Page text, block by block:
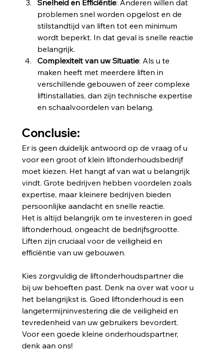
Snelheid en Efficiëntie: Anderen willen dat
problemen snel worden opgelost en de
stilstandtijd van liften tot een minimum
wordt beperkt. In dat geval is snelle reactie
belangrijk.
Complexiteit van uw Situatie: Als u te
maken heeft met meerdere liften in
verschillende gebouwen of zeer complexe
liftinstallaties, dan zijn technische expertise
en schaalvoordelen van belang.
Conclusie:
Er is geen duidelijk antwoord op de vraag of u
voor een groot of klein liftonderhoudsbedrijf
moet kiezen. Het hangt af van wat u belangrijk
vindt. Grote bedrijven hebben voordelen zoals
expertise, maar kleinere bedrijven bieden
persoonlijke aandacht en snelle reactie.
Het is altijd belangrijk om te investeren in goed
liftonderhoud, ongeacht de bedrijfsgrootte.
Liften zijn cruciaal voor de veiligheid en
efficiëntie van uw gebouwen.
Kies zorgvuldig de liftonderhoudspartner die
bij uw behoeften past. Denk na over wat voor u
het belangrijkst is. Goed liftonderhoud is een
langetermijninvestering die de veiligheid en
tevredenheid van uw gebruikers bevordert.
Voor een goede kleine onderhoudspartner,
denk aan ons!